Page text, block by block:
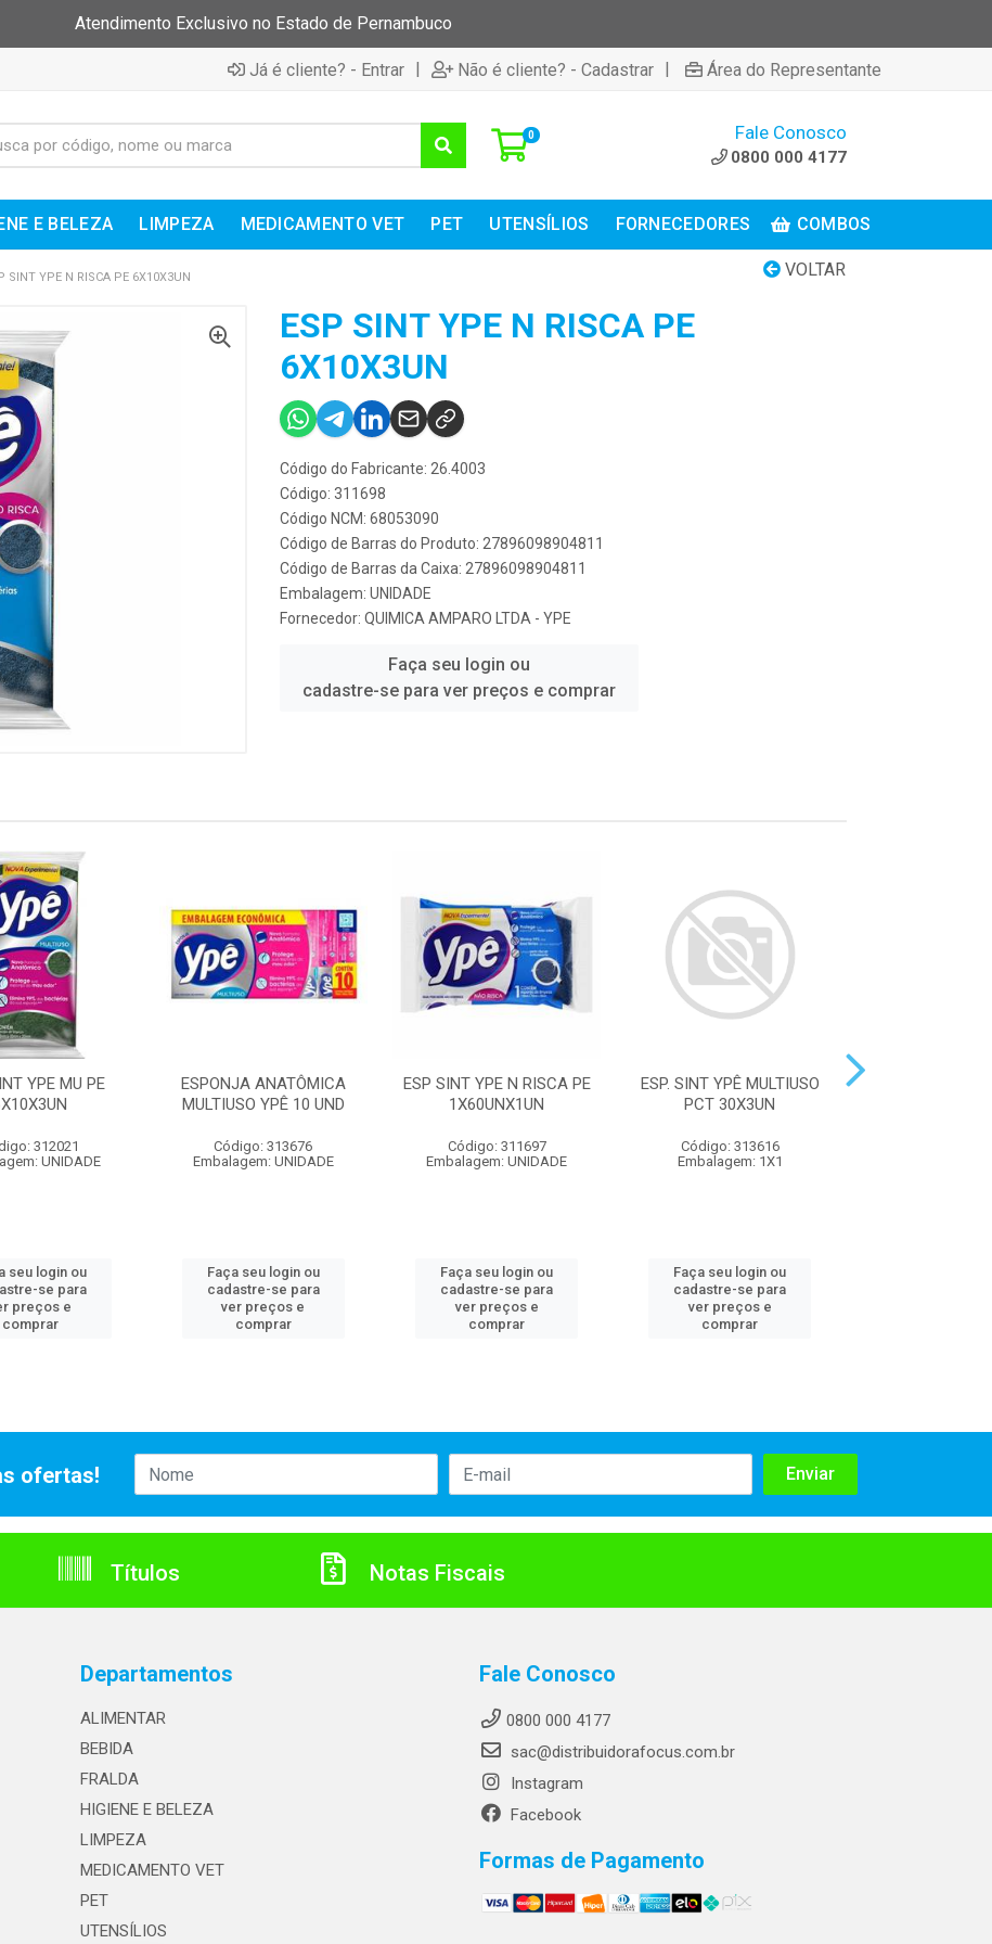
Atendimento Exclusivo no Estado de Pernambuco
Já é cliente? - Entrar | Não é cliente? - Cadastrar | Área do Representante
0 Fale Conosco
0800 000 4177
E BELEZA LIMPEZA MEDICAMENTO VET PET UTENSÍLIOS FORNECEDORES COMBOS
VOLTAR
SINT YPE N RISCA PE 6X10X3UN
ESP SINT YPE N RISCA PE
6X10X3UN
Código do Fabricante: 26.4003
Código: 311698
Código NCM: 68053090
Código de Barras do Produto: 27896098904811
Código de Barras da Caixa: 27896098904811
Embalagem: UNIDADE
Fornecedor: QUIMICA AMPARO LTDA - YPE
Faça seu login ou
cadastre-se para ver preços e comprar
YPE MU PE
312021
UNIDADE
seu login ou
se para
preços e
comprar
ESPONJA ANATÔMICA
MULTIUSO YPÊ 10 UND
Código: 313676
Embalagem: UNIDADE
Faça seu login ou
cadastre-se para
ver preços e
comprar
ESP SINT YPE N RISCA PE
1X60UNX1UN
Código: 311697
Embalagem: UNIDADE
Faça seu login ou
cadastre-se para
ver preços e
comprar
ESP. SINT YPÊ MULTIUSO
PCT 30X3UN
Código: 313616
Embalagem: 1X1
Faça seu login ou
cadastre-se para
ver preços e
comprar
ofertas!
Títulos Notas Fiscais
Departamentos
ALIMENTAR
BEBIDA
FRALDA
HIGIENE E BELEZA
LIMPEZA
MEDICAMENTO VET
PET
UTENSÍLIOS
Fale Conosco
0800 000 4177
sac@distribuidorafocus.com.br
Instagram
Facebook
Formas de Pagamento